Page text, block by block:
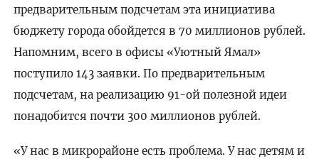
предварительным подсчетам эта инициатива
бюджету города обойдется в 70 миллионов рублей.
Напомним, всего в офисы «Уютный Ямал»
поступило 143 заявки. По предварительным
подсчетам, на реализацию 91-ой полезной идеи
понадобится почти 300 миллионов рублей.
«У нас в микрорайоне есть проблема. У нас детям и